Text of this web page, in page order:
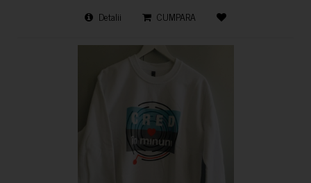
Detalii CUMPARA